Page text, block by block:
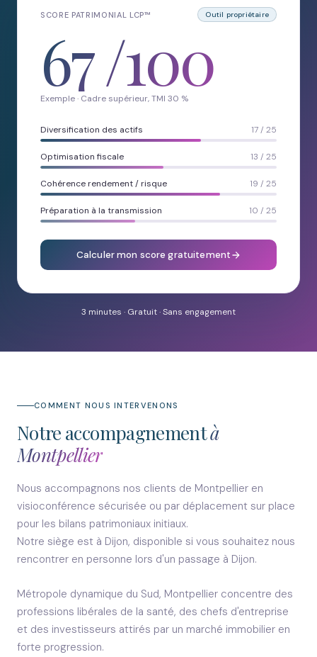
SCORE PATRIMONIAL LCP™ Outil propriétaire
67/100
Exemple · Cadre supérieur, TMI 30 %
Diversification des actifs 17 / 25
Optimisation fiscale 13 / 25
Cohérence rendement / risque 19 / 25
Préparation à la transmission 10 / 25
Calculer mon score gratuitement
3 minutes · Gratuit · Sans engagement
COMMENT NOUS INTERVENONS
Notre accompagnementà
Montpellier
Nous accompagnons nos clients de Montpellier en
visioconférence sécurisée ou par déplacement sur place
pour les bilans patrimoniaux initiaux.
Notre siège est à Dijon, disponible si vous souhaitez nous
rencontrer en personne lors d'un passage à Dijon.
Métropole dynamique du Sud, Montpellier concentre des
professions libérales de la santé, des chefs d'entreprise
et des investisseurs attirés par un marché immobilier en
forte progression.